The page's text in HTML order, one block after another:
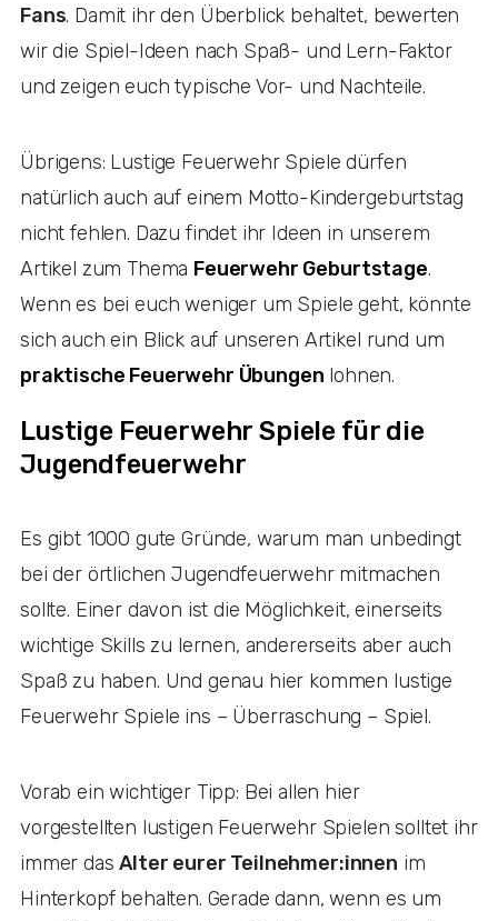
Fans. Damit ihr den Überblick behaltet, bewerten
wir die Spiel-Ideen nach Spaß- und Lern-Faktor
und zeigen euch typische Vor- und Nachteile.
Übrigens: Lustige Feuerwehr Spiele dürfen
natürlich auch auf einem Motto-Kindergeburtstag
nicht fehlen. Dazu findet ihr Ideen in unserem
Artikel zum Thema Feuerwehr Geburtstage.
Wenn es bei euch weniger um Spiele geht, könnte
sich auch ein Blick auf unseren Artikel rund um
praktische Feuerwehr Übungen lohnen.
Lustige Feuerwehr Spiele für die
Jugendfeuerwehr
Es gibt 1000 gute Gründe, warum man unbedingt
bei der örtlichen Jugendfeuerwehr mitmachen
sollte. Einer davon ist die Möglichkeit, einerseits
wichtige Skills zu lernen, andererseits aber auch
Spaß zu haben. Und genau hier kommen lustige
Feuerwehr Spiele ins – Überraschung – Spiel.
Vorab ein wichtiger Tipp: Bei allen hier
vorgestellten lustigen Feuerwehr Spielen solltet ihr
immer dasAlter eurer Teilnehmer:innen im
Hinterkopf behalten. Gerade dann, wenn es um